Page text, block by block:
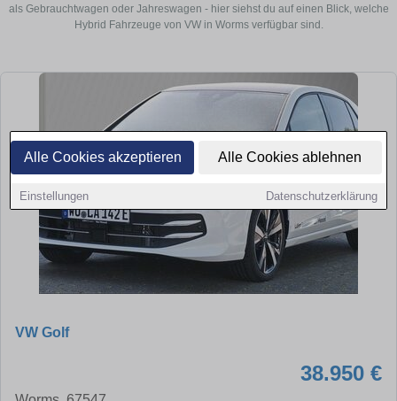
Alle Cookies akzeptieren Alle Cookies ablehnen
Einstellungen Datenschutzerklärung
als Gebrauchtwagen oder Jahreswagen - hier siehst du auf einen Blick, welche
Hybrid Fahrzeuge von VW in Worms verfügbar sind.
VW Golf
38.950 €